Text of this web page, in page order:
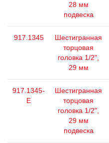
28 мм
подвеска
917.1345
Шестигранная
торцовая
головка 1/2",
29 мм
917.1345-
E
Шестигранная
торцовая
головка 1/2",
29 мм
подвеска